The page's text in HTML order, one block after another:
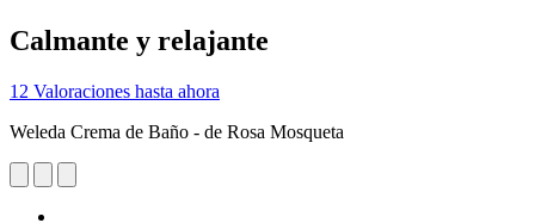
Calmante y relajante
12 Valoraciones hasta ahora
Weleda Crema de Baño - de Rosa Mosqueta